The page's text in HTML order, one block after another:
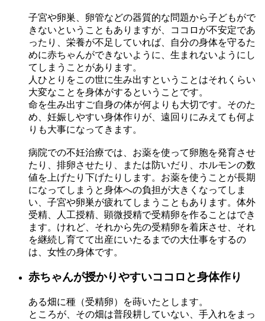
子宮や卵巣、卵管などの器質的な問題から子どもがで
きないということもありますが、ココロが不安定であ
ったり、栄養が不足していれば、自分の身体を守るた
めに赤ちゃんができないように、生まれないようにし
てしまうことがあります。
人ひとりをこの世に生み出すということはそれくらい
大変なことを身体がするということです。
命を生み出すご自身の体が何よりも大切です。そのた
め、妊娠しやすい身体作りが、遠回りにみえても何よ
りも大事になってきます。
病院での不妊治療では、お薬を使って卵胞を発育させ
たり、排卵させたり、または防いだり、ホルモンの数
値を上げたり下げたりします。お薬を使うことが長期
になってしまうと身体への負担が大きくなってしま
い、子宮や卵巣が疲れてしまうこともあります。体外
受精、人工授精、顕微授精で受精卵を作ることはでき
ます。けれど、それから先の受精卵を着床させ、それ
を継続し育てて出産にいたるまでの大仕事をするの
は、女性の身体です。
赤ちゃんが授かりやすいココロと身体作り
ある畑に種（受精卵）を蒔いたとします。
ところが、その畑は普段耕していない、手入れをまっ